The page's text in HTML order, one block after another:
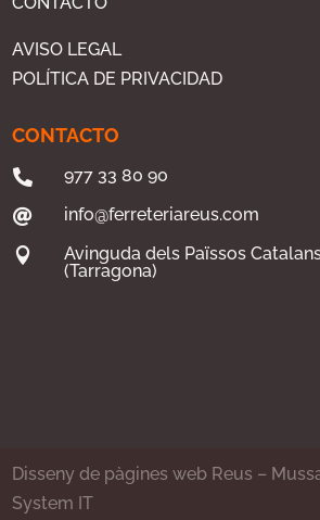
AVISO LEGAL
POLÍTICA DE PRIVACIDAD
CONTACTO
 977 33 80 90
 info@ferreteriareus.com

Avinguda dels Païssos
(Tarragona)
Disseny de pàgines web Reus –
System IT